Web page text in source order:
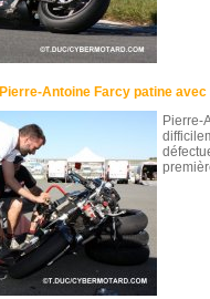
Pierre-Antoine Farcy patine